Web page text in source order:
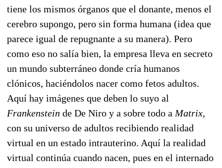
tiene los mismos órganos que el donante, menos el
cerebro supongo, pero sin forma humana (idea que
parece igual de repugnante a su manera). Pero
como eso no salía bien, la empresa lleva en secreto
un mundo subterráneo donde cría humanos
clónicos, haciéndolos nacer como fetos adultos.
Aquí hay imágenes que deben lo suyo al
Frankenstein de De Niro y a sobre todo a Matrix,
con su universo de adultos recibiendo realidad
virtual en un estado intrauterino. Aquí la realidad
virtual continúa cuando nacen, pues en el internado